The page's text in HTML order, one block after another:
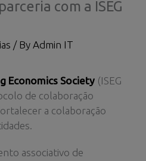
com a ISEG
/ By Admin IT
Economics Society (ISEG
de colaboração
a colaboração
associativo de